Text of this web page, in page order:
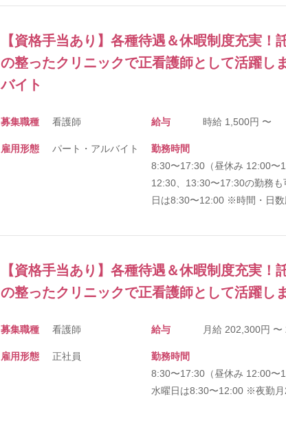
【資格手当あり】各種待遇＆休暇制度充実！
の整ったクリニックで正看護師として活躍し
バイト
募集職種 看護師 給与 時給 1,500円 〜
雇用形態 パート・アルバイト
勤務時間
8:30〜17:30（昼休み 12:00
12:30、13:30〜17:30の勤務
日は8:30〜12:00 ※時間・日数
【資格手当あり】各種待遇＆休暇制度充実！
の整ったクリニックで正看護師として活躍し
募集職種 看護師 給与 月給 202,300円 〜
雇用形態 正社員
勤務時間
8:30〜17:30（昼休み 12:00〜
水曜日は8:30〜12:00 ※夜勤月